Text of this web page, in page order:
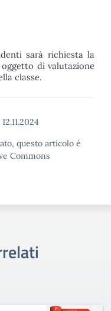
sarà richiesta la
di valutazione
classe.
12.11.2024
questo articolo è
Commons